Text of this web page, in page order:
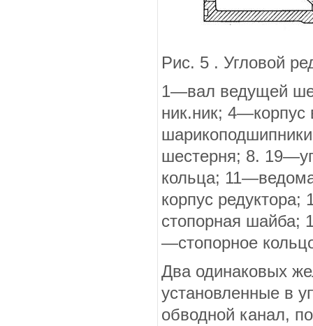
Рис. 5 . Угловой
1—вал ведущей
ник.ник;
шестерня; 8.
кольца;
корпус
стопорная
—стопорное
Два одинаковых
установленные в
обводной канал,